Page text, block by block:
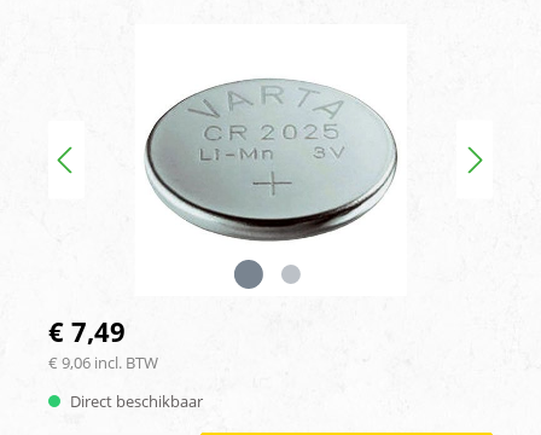
€ 7,49
€ 9,06 incl. BTW
Direct beschikbaar